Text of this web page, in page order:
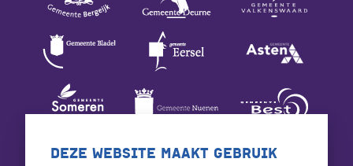
DEZE WEBSITE MAAKT GEBRUIK